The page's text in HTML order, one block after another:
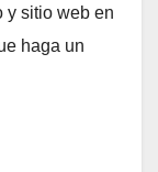
y sitio web en
haga un